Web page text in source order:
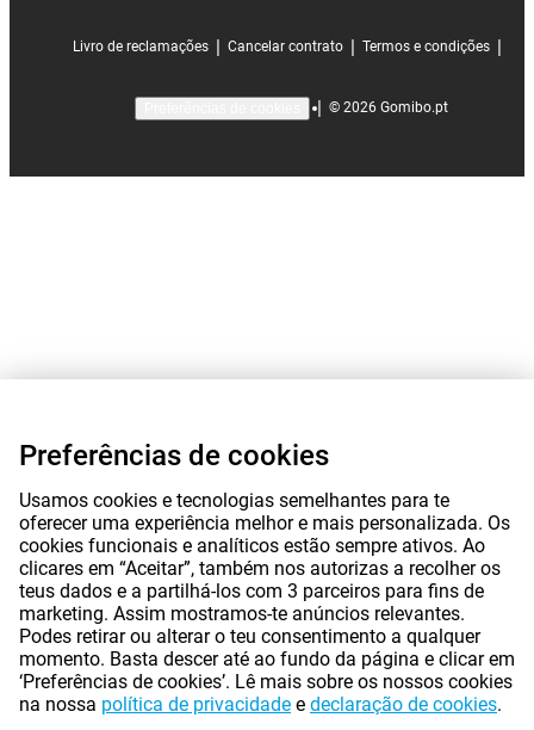
Livro de reclamações | Cancelar contrato | Termos e condições |
| © 2026 Gomibo.pt
Preferências de cookies
Usamos cookies e tecnologias semelhantes para te
oferecer uma experiência melhor e mais personalizada. Os
cookies funcionais e analíticos estão sempre ativos. Ao
clicares em “Aceitar”, também nos autorizas a recolher os
teus dados e a partilhá-los com 3 parceiros para fins de
marketing. Assim mostramos-te anúncios relevantes.
Podes retirar ou alterar o teu consentimento a qualquer
momento. Basta descer até ao fundo da página e clicar em
‘Preferências de cookies’. Lê mais sobre os nossos cookies
na nossa política de privacidade e declaração de cookies.